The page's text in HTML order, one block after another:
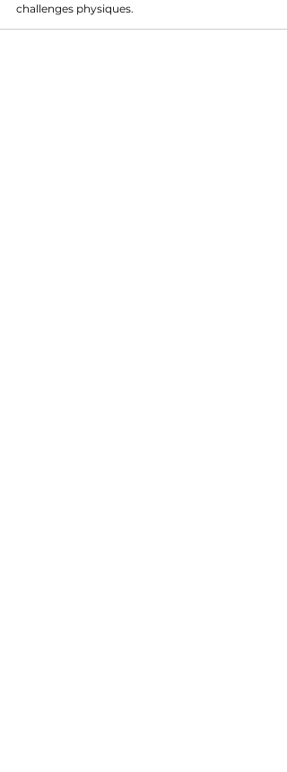
challenges physiques.